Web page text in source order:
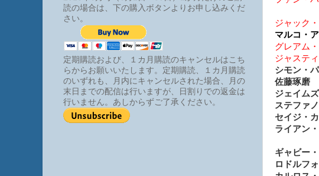
ジャック
マルコ・
グレアム
ジャステ
シモン・
佐藤琢磨
ジェイム
ステファ
セイジ・
ライアン
ギャビー
ロドルフ
読の場合は、下の購入ボタンよりお申し込みくだ
さい。
定期購読および、１カ月購読のキャンセルはこち
らからお願いいたします。定期購読、１カ月購読
のいずれも、月内にキャンセルされた場合、月の
末日までの配信は行いますが、日割りでの返金は
行いません。あしからずご了承ください。